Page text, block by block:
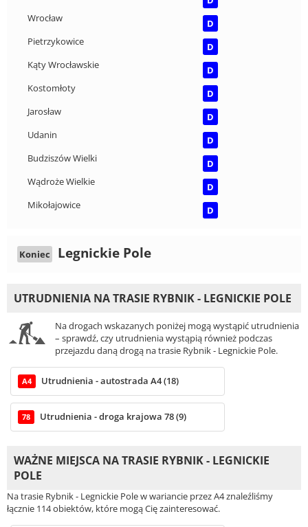
Wrocław
D
Pietrzykowice
D
Kąty Wrocławskie
D
Kostomłoty
D
Jarosław
D
Udanin
D
Budziszów Wielki
D
Wądroże Wielkie
D
Mikołajowice
D
Koniec Legnickie Pole
UTRUDNIENIA NA TRASIE RYBNIK - LEGNICKIE POLE
Na drogach wskazanych poniżej mogą wystąpić utrudnienia
– sprawdź, czy utrudnienia wystąpią również podczas
przejazdu daną drogą na trasie Rybnik - Legnickie Pole.
A4 Utrudnienia - autostrada A4 (18)
78 Utrudnienia - droga krajowa 78 (9)
WAŻNE MIEJSCA NA TRASIE RYBNIK - LEGNICKIE
POLE
Na trasie Rybnik - Legnickie Pole w wariancie przez A4 znaleźliśmy
łącznie 114 obiektów, które mogą Cię zainteresować.